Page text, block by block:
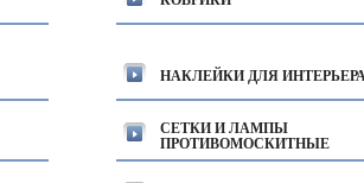
НАКЛЕЙКИ ДЛЯ
СЕТКИ И ЛАМПЫ
ПРОТИВОМОСКИТНЫЕ